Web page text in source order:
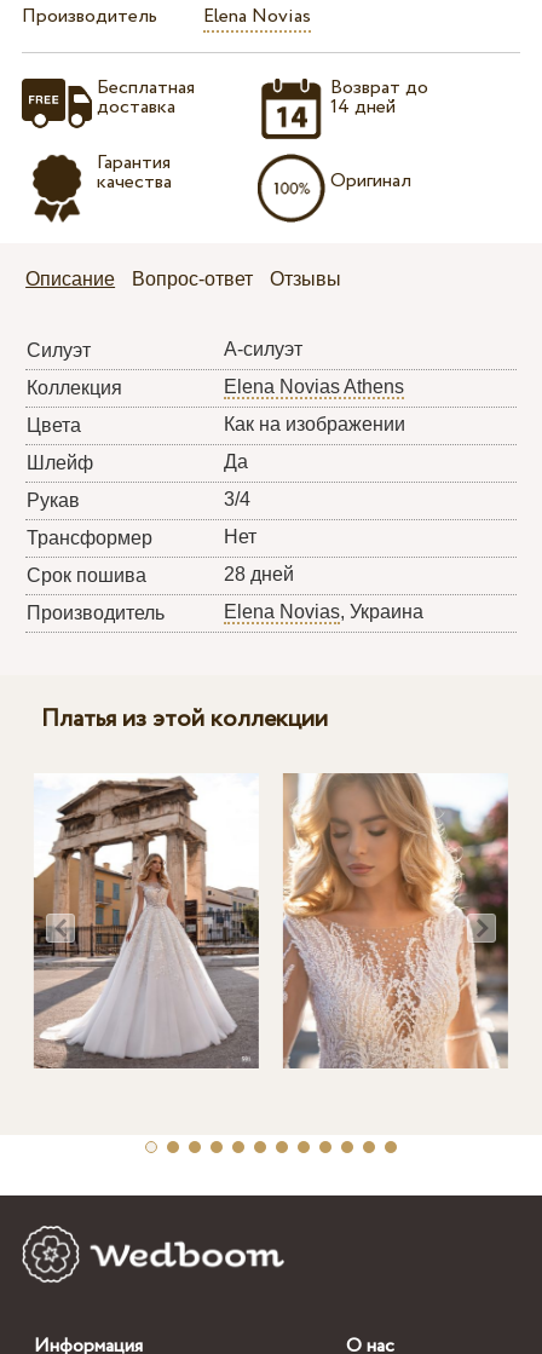
Производитель
Elena Novias
Бесплатная
доставка
Гарантия
качества
Возврат до
14 дней
Оригинал
Описание Вопрос-ответ Отзывы
Силуэт
А-силуэт
Коллекция
Elena Novias Athens
Цвета
Как на изображении
Шлейф
Да
Рукав
3/4
Трансформер
Нет
Срок пошива
28 дней
Производитель
Elena Novias, Украина
Платья из этой коллекции
Информация О нас